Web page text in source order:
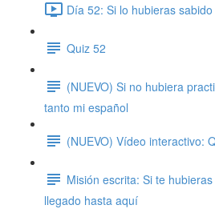
Día 52: Si lo hubieras
Quiz 52
(NUEVO) Si no hubiera
tanto mi español
(NUEVO) Vídeo interactivo:
Misión escrita: Si te
llegado hasta aquí